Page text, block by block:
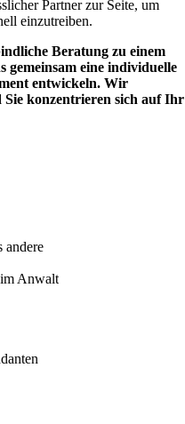
Partner zur Seite, um
einzutreiben.
Beratung zu einem
gemeinsam eine individuelle
entwickeln. Wir
Sie konzentrieren sich auf Ihr
andere
Anwalt